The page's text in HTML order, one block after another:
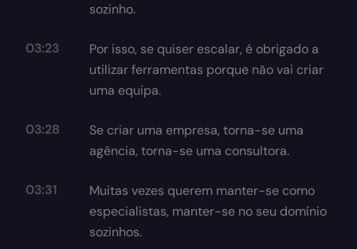
sozinho.
03:23
Por isso, se quiser escalar, é obrigado a
utilizar ferramentas porque não vai criar
uma equipa.
03:28
Se criar uma empresa, torna-se uma
agência, torna-se uma consultora.
03:31
Muitas vezes querem manter-se como
especialistas, manter-se no seu domínio
sozinhos.